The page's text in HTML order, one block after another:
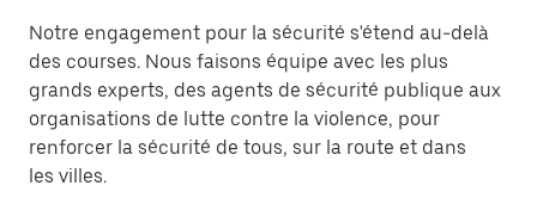
Notre engagement pour la sécurité s'étend au-delà
des courses. Nous faisons équipe avec les plus
grands experts, des agents de sécurité publique aux
organisations de lutte contre la violence, pour
renforcer la sécurité de tous, sur la route et dans
les villes.